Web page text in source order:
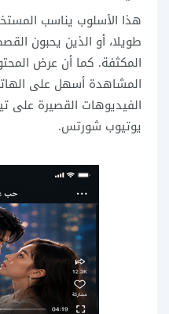
هذا الأسلوب يناسب
طويلا، أو الذين يحبون
المكثفة. كما أن عرض
المشاهدة أسهل على
الفيديوهات القصيرة على
يوتيوب شورتس.